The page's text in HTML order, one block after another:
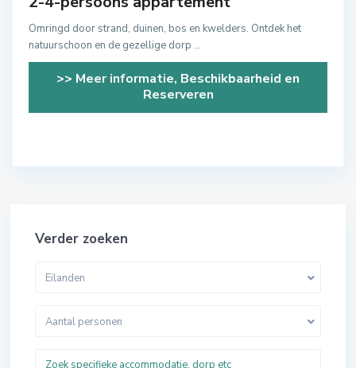
Omringd door strand, duinen, bos en kwelders. Ontdek het
natuurschoon en de gezellige dorp ...
>> Meer informatie, Beschikbaarheid en
Reserveren
Verder zoeken
Eilanden
Aantal personen